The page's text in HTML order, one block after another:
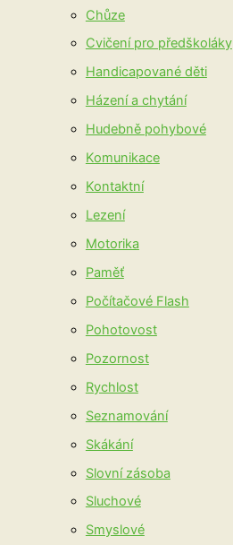
Chůze
Cvičení pro předškoláky
Handicapované děti
Házení a chytání
Hudebně pohybové
Komunikace
Kontaktní
Lezení
Motorika
Paměť
Počítačové Flash
Pohotovost
Pozornost
Rychlost
Seznamování
Skákání
Slovní zásoba
Sluchové
Smyslové